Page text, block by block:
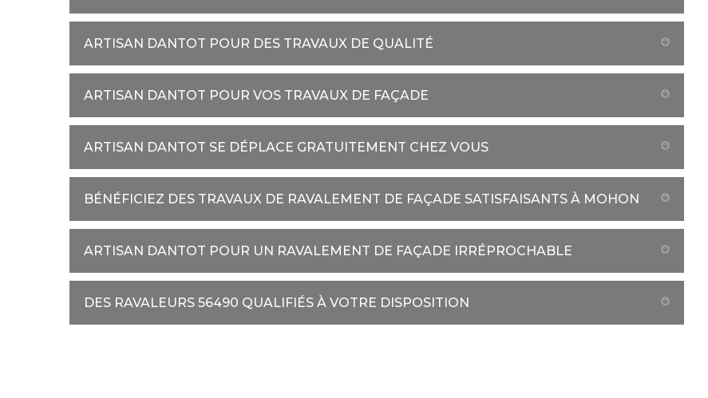
ARTISAN DANTOT POUR DES TRAVAUX DE QUALITÉ
ARTISAN DANTOT POUR VOS TRAVAUX DE FAÇADE
ARTISAN DANTOT SE DÉPLACE GRATUITEMENT CHEZ VOUS
BÉNÉFICIEZ DES TRAVAUX DE RAVALEMENT DE FAÇADE SATISFAISANTS À MOHON
ARTISAN DANTOT POUR UN RAVALEMENT DE FAÇADE IRRÉPROCHABLE
DES RAVALEURS 56490 QUALIFIÉS À VOTRE DISPOSITION